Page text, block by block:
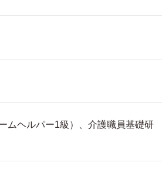
ムヘルパー1級）、介護職員基礎研